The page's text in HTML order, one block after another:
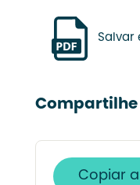
Salvar
Compartilhe
Copiar